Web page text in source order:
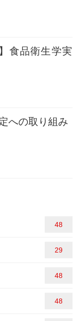
食品衛生学実
への取り組み
52
29
52
52